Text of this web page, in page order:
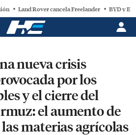
Land Rover cancela Freelander BYD y
nueva crisis
por los
y el cierre del
el aumento de
materias agrícolas